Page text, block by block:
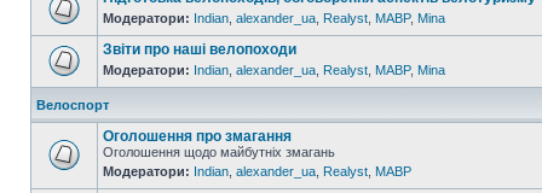
Модератори: Indian alexander_ua Realyst MABP, Mina
Звіти про наші велопоходи
Модератори: Indian alexander_ua Realyst MABP, Mina
Велоспорт
Оголошення про змагання
Оголошення щодо майбутніх змагань
Модератори: Indian alexander_ua Realyst MABP